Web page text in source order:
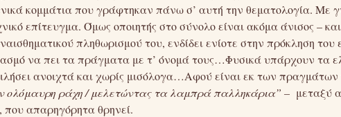
κομμάτια που γράφτηκαν πάνω σ’ αυτή την θεματολογία. Με
επίτευγμα. Όμως οποιητής στο σύνολο είναι ακόμα άνισος –
πληθωρισμού του, ενδίδει ενίοτε στην πρόκληση του
να πει τα πράγματα με τ’ όνομά τους…Φυσικά υπάρχουν τα
ανοιχτά και χωρίς μισόλογα…Αφού είναι εκ των πραγμάτων
ολόμαυρη ράχη / μελετώντας τα λαμπρά παλληκάρια” – μεταξύ
που απαρηγόρητα θρηνεί.